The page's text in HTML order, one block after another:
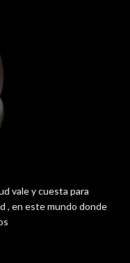
vale y cuesta para
, en este mundo donde